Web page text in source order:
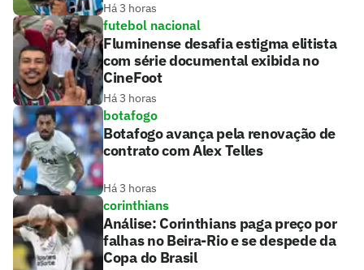
Há 3 horas
futebol nacional
Fluminense desafia estigma elitista
com série documental exibida no
CineFoot
Há 3 horas
botafogo
Botafogo avança pela renovação de
contrato com Alex Telles
Há 3 horas
corinthians
Análise: Corinthians paga preço por
falhas no Beira-Rio e se despede da
Copa do Brasil